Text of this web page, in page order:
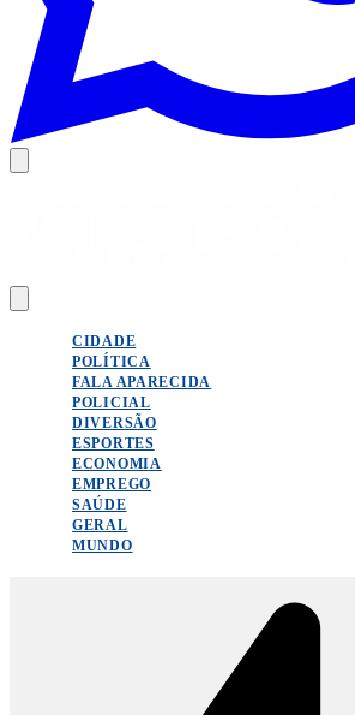
CIDADE
POLÍTICA
FALA APARECIDA
POLICIAL
DIVERSÃO
ESPORTES
ECONOMIA
EMPREGO
SAÚDE
GERAL
MUNDO